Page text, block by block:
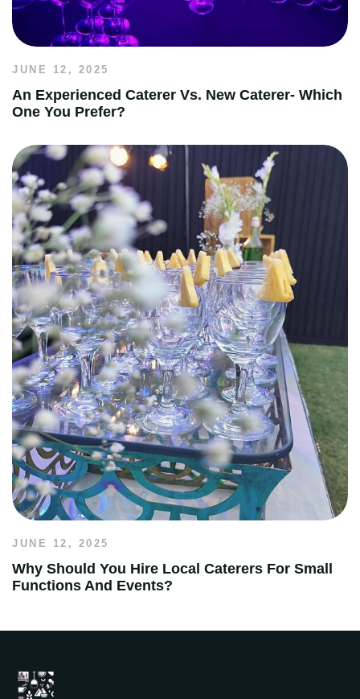
JUNE 12, 2025
An Experienced Caterer Vs. New Caterer- Which
One You Prefer?
JUNE 12, 2025
Why Should You Hire Local Caterers For Small
Functions And Events?